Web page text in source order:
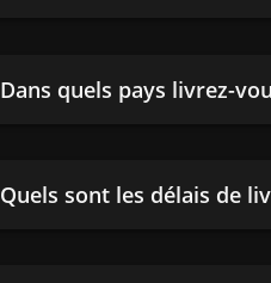
Dans quels pays livrez-
Quels sont les délais de